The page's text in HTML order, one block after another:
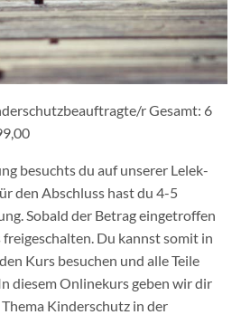
r Gesamt: 6
besuchts du auf unserer Lelek-
den Abschluss hast du 4-5
Sobald der Betrag eingetroffen
Du kannst somit in
Kurs besuchen und alle Teile
diesem Onlinekurs geben wir dir
Kinderschutz in der